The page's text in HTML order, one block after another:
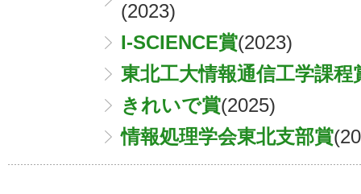
(2023)
I-SCIENCE賞(2023)
東北工大情報通信工学課程
きれいで賞(2025)
情報処理学会東北支部賞